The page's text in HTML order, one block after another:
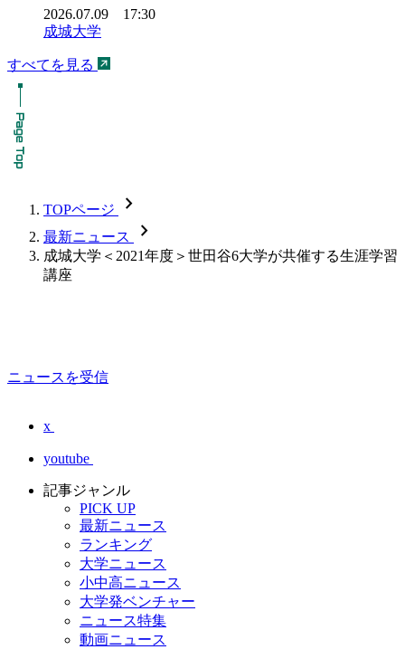
2026.07.09 17:30
成城大学
すべてを見る
TOPページ chevron_forward
最新ニュース chevron_forward
成城大学＜2021年度＞世田谷6大学が共催する生涯学習
講座
ニュースを受信
x
youtube
記事ジャンル
PICK UP
最新ニュース
ランキング
大学ニュース
小中高ニュース
大学発ベンチャー
ニュース特集
動画ニュース